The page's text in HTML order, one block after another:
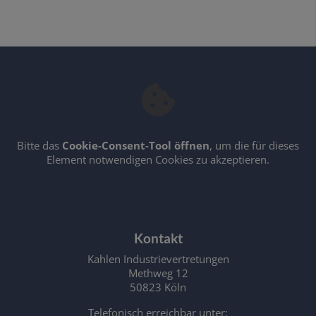
Bitte das Cookie-Consent-Tool öffnen, um die für dieses
Element notwendigen Cookies zu akzeptieren.
Footer - Kontaktdaten und Öffnungszeiten
Kontakt
Kahlen Industrievertretungen
Methweg 12
50823 Köln
Telefonisch erreichbar unter: